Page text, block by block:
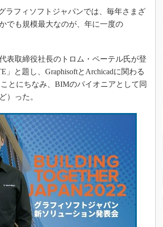
ラフィソフトジャパンでは、毎年さまざ
でも規模最大なのが、年に一度の
表取締役社長のトロム・ペーテル氏が登
と題し、GraphisoftとArchicadに関わる
とにちなみ、BIMのパイオニアとして同
）った。